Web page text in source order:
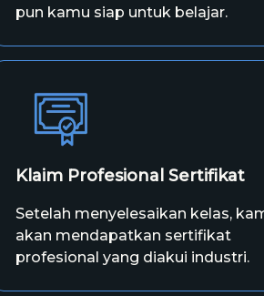
pun kamu siap untuk belajar.
Klaim Profesional Sertifikat
Setelah menyelesaikan kelas,
akan mendapatkan sertifikat
profesional yang diakui industri.